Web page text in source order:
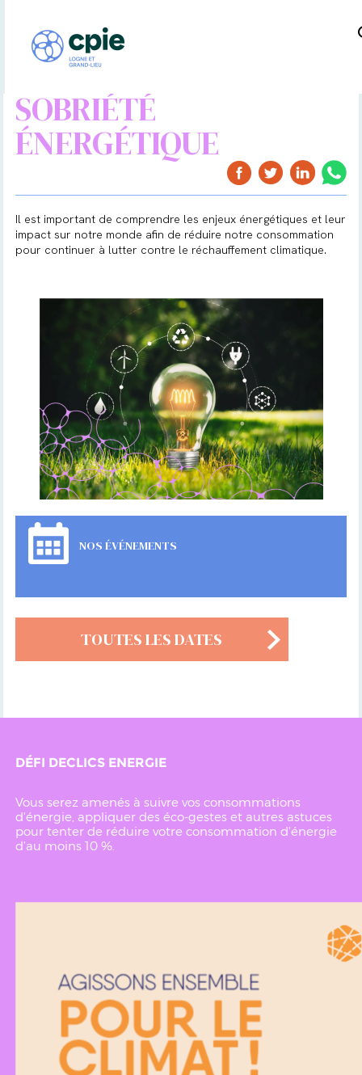
SOBRIÉTÉ
ÉNERGÉTIQUE
Il est important de comprendre les enjeux énergétiques et leur
impact sur notre monde afin de réduire notre consommation
pour continuer à lutter contre le réchauffement climatique.
NOS ÉVÉNEMENTS
TOUTES LES DATES
DÉFI DECLICS ENERGIE
Vous serez amenés à suivre vos consommations
d'énergie, appliquer des éco-gestes et autres astuces
pour tenter de réduire votre consommation d'énergie
d’au moins 10 %.